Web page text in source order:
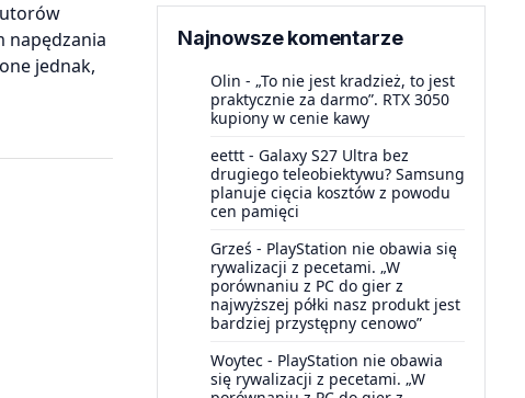
napędzania
jednak,
Najnowsze komentarze
Olin - „To nie jest kradzież, to jest
praktycznie za darmo”. RTX 3050
kupiony w cenie kawy
eettt - Galaxy S27 Ultra bez
drugiego teleobiektywu? Samsung
planuje cięcia kosztów z powodu
cen pamięci
Grześ - PlayStation nie obawia się
rywalizacji z pecetami. „W
porównaniu z PC do gier z
najwyższej półki nasz produkt jest
bardziej przystępny cenowo”
Woytec - PlayStation nie obawia
się rywalizacji z pecetami. „W